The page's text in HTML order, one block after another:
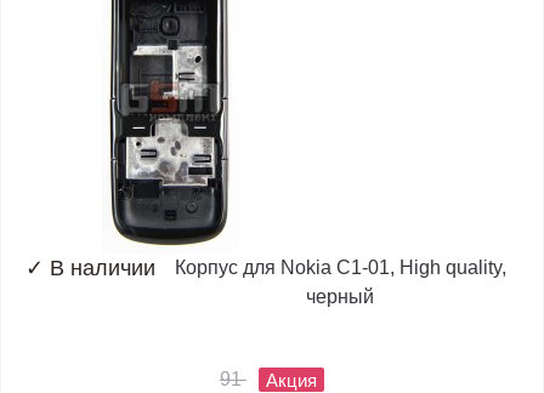
✓ В наличии
Корпус для Nokia C1-01, High quality,
черный
91 Акция